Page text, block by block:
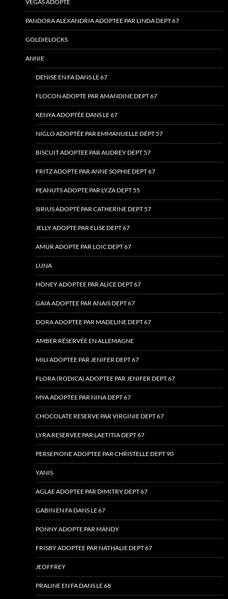
VEGAS ADOPTE
PANDORA ALEXANDRIA ADOPTEE PAR LINDA DEPT 67
GOLDIELOCKS
ANNIE
DENISE EN FA DANS LE 67
FLOCON ADOPTE PAR AMANDINE DEPT 67
KENYA ADOPTÉE DANS LE 67
NIGLO ADOPTÉE PAR EMMANUELLE DÉPT 57
BISCUIT ADOPTEE PAR AUDREY DEPT 57
FRITZ ADOPTE PAR ANNE SOPHIE DEPT 67
PEANUTS ADOPTE PAR LYZA DEPT 55
SIRIUS ADOPTÉ PAR CATHERINE DEPT 57
JELLY ADOPTE PAR ELISE DEPT 67
AMUR ADOPTE PAR LOIC DEPT 67
LUNA
HONEY ADOPTEE PAR ALICE DEPT 67
GAIA ADOPTEE PAR ANAIS DEPT 67
DORA ADOPTEE PAR MADELINE DEPT 67
AMBER RÉSERVÉE EN ALLEMAGNE
MILI ADOPTEE PAR JENIFER DEPT 67
FLORA (RODICA) ADOPTEE PAR JENIFER DEPT 67
MYA ADOPTEE PAR NINA DEPT 67
CHOCOLATE RESERVE PAR VIRGINIE DEPT 67
LYRA RESERVEE PAR LAETITIA DEPT 67
PERSEPIONE ADOPTEE PAR CHRISTELLE DEPT 90
YANIS
AGLAE ADOPTEE PAR DIMITRY DEPT 67
GABIN EN FA DANS LE 67
PONNY ADOPTE PAR MANDY
FRISBY ADOPTEE PAR NATHALIE DEPT 67
JEOFFREY
PRALINE EN FA DANS LE 68